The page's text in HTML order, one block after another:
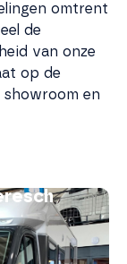
omtrent
de
van onze
op de
en